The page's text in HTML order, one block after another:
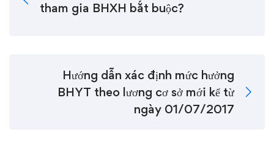
tham gia BHXH bắt buộc?
Hướng dẫn xác định mức hưởng
BHYT theo lương cơ sở mới kể từ
ngày 01/07/2017